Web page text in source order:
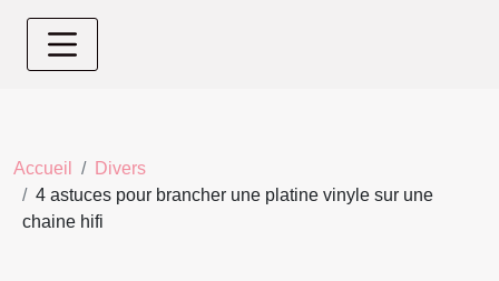
Accueil
Divers
4 astuces pour brancher une platine vinyle sur une
chaine hifi